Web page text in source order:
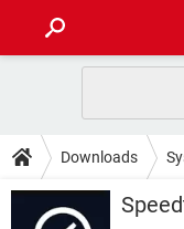
ANDROID
TIPPS & TRICKS
SPIELE
ANDROID
DOWNLOADS
Downloads